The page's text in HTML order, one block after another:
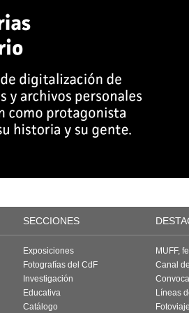
SECCIONES
Exposiciones
Fotografías del CdF
Investigación
Educativa
Catálogo
MUFF,
Canal
Líneas